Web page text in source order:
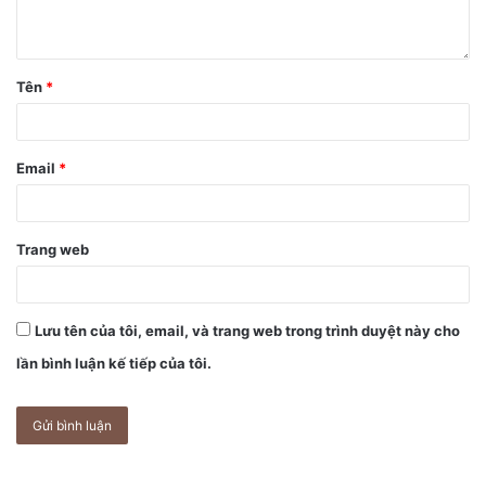
smartphone.
Tên *
Email *
Trang web
Lưu tên của tôi, email, và trang web trong trình duyệt này cho
lần bình luận kế tiếp của tôi.